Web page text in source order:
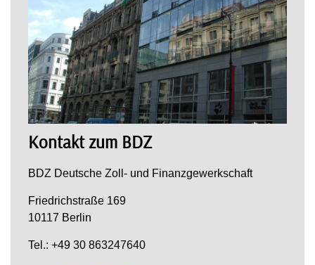
Kontakt zum BDZ
BDZ Deutsche Zoll- und Finanzgewerkschaft
Friedrichstraße 169
10117 Berlin
Tel.: +49 30 863247640